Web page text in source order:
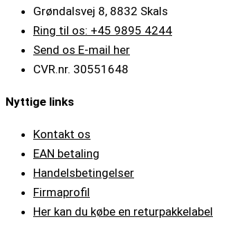
Grøndalsvej 8, 8832 Skals
Ring til os: +45 9895 4244
Send os E-mail her
CVR.nr. 30551648
Nyttige links
Kontakt os
EAN betaling
Handelsbetingelser
Firmaprofil
Her kan du købe en returpakkelabel